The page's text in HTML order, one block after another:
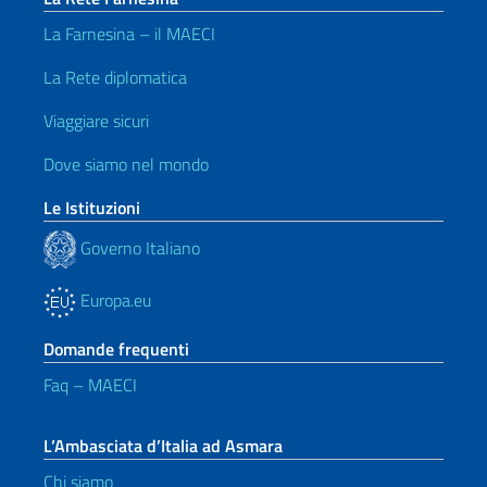
La Farnesina – il MAECI
La Rete diplomatica
Viaggiare sicuri
Dove siamo nel mondo
Le Istituzioni
Governo Italiano
Europa.eu
Domande frequenti
Faq – MAECI
L’Ambasciata d’Italia ad Asmara
Chi siamo